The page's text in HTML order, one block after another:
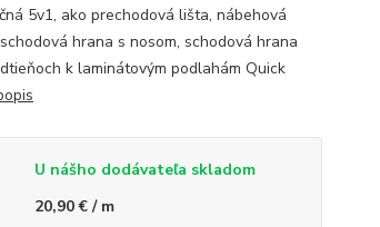
5v1, ako prechodová lišta, nábehová
hrana s nosom, schodová hrana
k laminátovým podlahám Quick
U nášho dodávateľa skladom
20,90 € / m